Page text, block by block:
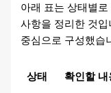
아래 표는 상태별
사항을 정리한 것
중심으로 구성했습
상태 확인할 내